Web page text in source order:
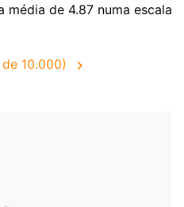
média de 4.87 numa escala
10.000)